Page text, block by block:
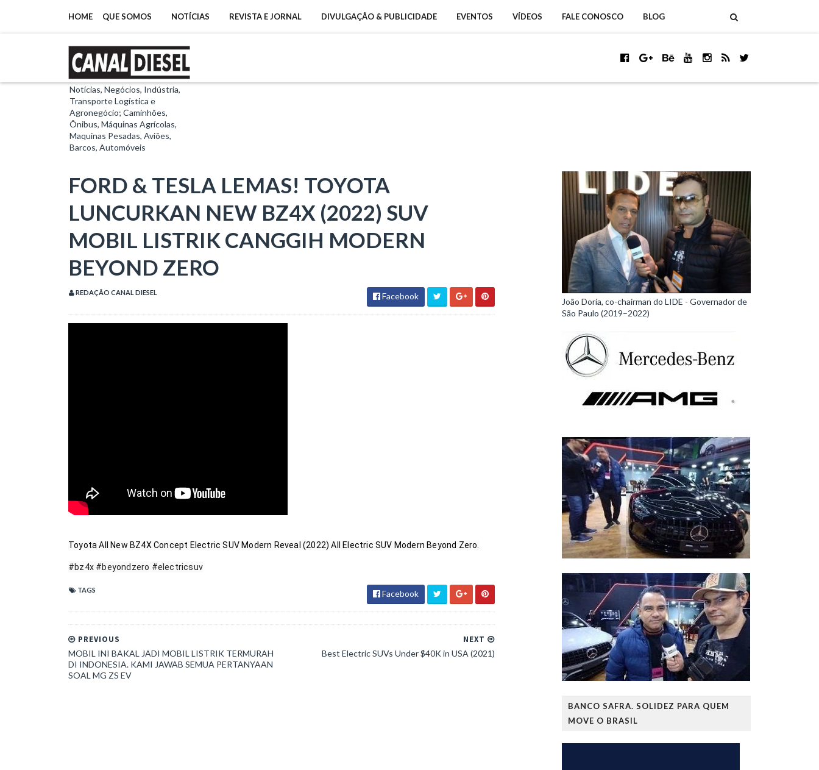
HOME QUE SOMOS NOTÍCIAS REVISTA E JORNAL DIVULGAÇÃO & PUBLICIDADE EVENTOS VÍDEOS FALE CONOSCO BLOG
Notícias, Negócios, Indústria,
Transporte Logística e
Agronegócio; Caminhões,
Ônibus, Máquinas Agrícolas,
Maquinas Pesadas, Aviões,
Barcos, Automóveis
FORD & TESLA LEMAS! TOYOTA
LUNCURKAN NEW BZ4X (2022) SUV
MOBIL LISTRIK CANGGIH MODERN
BEYOND ZERO
REDAÇÃO CANAL DIESEL Facebook
Toyota All New BZ4X Concept Electric SUV Modern Reveal (2022) All Electric SUV Modern Beyond Zero.
#bz4x #beyondzero #electricsuv
TAGS Facebook
NEXT
Best Electric SUVs Under $40K in USA (2021)
PREVIOUS
MOBIL INI BAKAL JADI MOBIL LISTRIK TERMURAH
DI INDONESIA. KAMI JAWAB SEMUA PERTANYAAN
SOAL MG ZS EV
João Doria, co-chairman do LIDE - Governador de
São Paulo (2019–2022)
BANCO SAFRA. SOLIDEZ PARA QUEM
MOVE O BRASIL